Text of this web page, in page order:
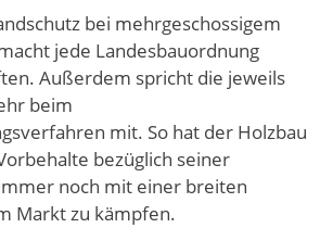
bei mehrgeschossigem
jede Landesbauordnung
Außerdem spricht die jeweils
beim
mit. So hat der Holzbau
bezüglich seiner
noch mit einer breiten
Markt zu kämpfen.